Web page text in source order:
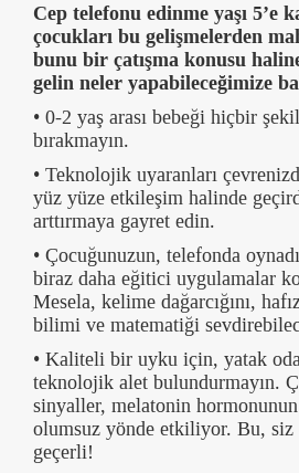
Cep telefonu edinme yaşı 5’e
çocukları bu gelişmelerden
bunu bir çatışma konusu
gelin neler yapabileceğimize
• 0-2 yaş arası bebeği hiçbir
bırakmayın.
• Teknolojik uyaranları
yüz yüze etkileşim halinde
arttırmaya gayret edin.
• Çocuğunuzun, telefonda
biraz daha eğitici uygulamalar
Mesela, kelime dağarcığını,
bilimi ve matematiği
• Kaliteli bir uyku için, yatak
teknolojik alet bulundurmayın.
sinyaller, melatonin hormonunun
olumsuz yönde etkiliyor. Bu, siz
geçerli!